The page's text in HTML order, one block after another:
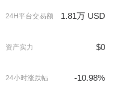
24H平台交易额 1.81万 USD
资产实力 $0
24小时涨跌幅 -10.98%